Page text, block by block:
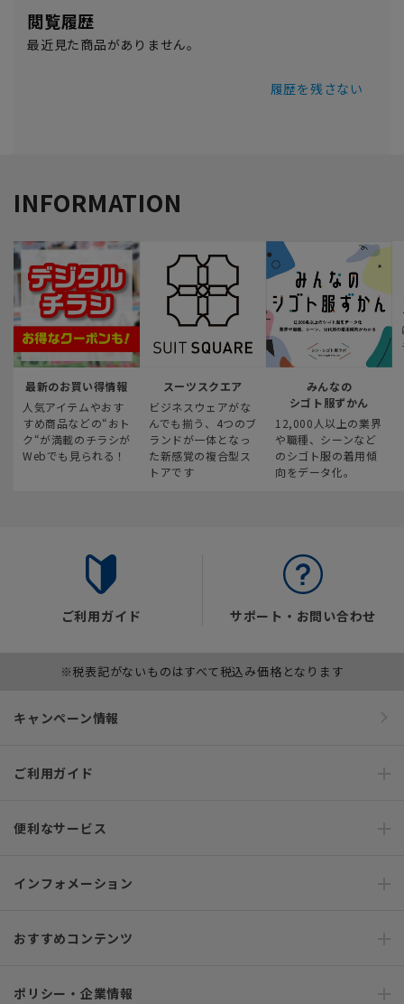
閲覧履歴
最近見た商品がありません。
履歴を残さない
INFORMATION
最新のお買い得情報
人気アイテムやおす
すめ商品などの“おト
ク“が満載のチラシが
Webでも見られる！
スーツスクエア
ビジネスウェアがな
んでも揃う、4つのブ
ランドが一体となっ
た新感覚の複合型ス
トアです
みんなの
シゴト服ずかん
12,000人以上の業界
や職種、シーンなど
のシゴト服の着用傾
向をデータ化。
ご利用ガイド サポート・お問い合わせ
※税表記がないものはすべて税込み価格となります
キャンペーン情報
ご利用ガイド
便利なサービス
インフォメーション
おすすめコンテンツ
ポリシー・企業情報